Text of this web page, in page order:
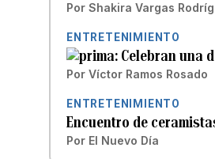
Por Shakira Vargas
ENTRETENIMIENTO
Celebran una
Por Víctor Ramos Rosado
ENTRETENIMIENTO
Encuentro de
Por El Nuevo Día